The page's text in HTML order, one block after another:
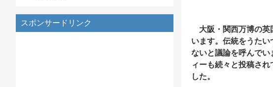
スポンサードリンク
大阪・関西万博の英
います。伝統をうた
ないと議論を呼んで
ィーも続々と投稿さ
した。